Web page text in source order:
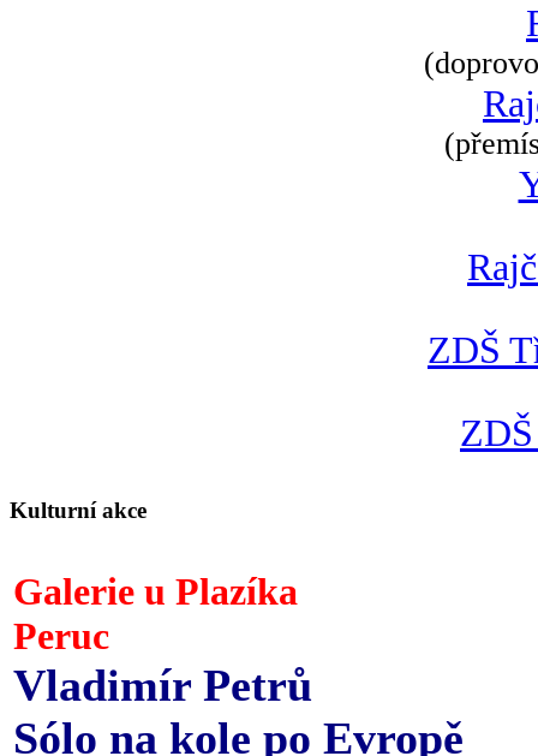
ZDŠ
Kulturní akce
Galerie u Plazíka
Peruc
Vladimír Petrů
Sólo na kole po Evropě